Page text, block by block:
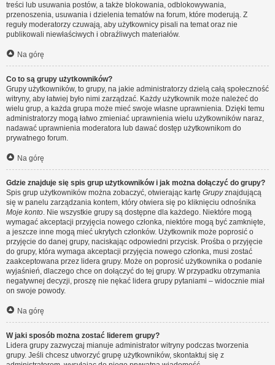
treści lub usuwania postów, a także blokowania, odblokowywania,
przenoszenia, usuwania i dzielenia tematów na forum, które moderują. Z
reguły moderatorzy czuwają, aby użytkownicy pisali na temat oraz nie
publikowali niewłaściwych i obraźliwych materiałów.
Na górę
Co to są grupy użytkowników?
Grupy użytkowników, to grupy, na jakie administratorzy dzielą całą społeczność
witryny, aby łatwiej było nimi zarządzać. Każdy użytkownik może należeć do
wielu grup, a każda grupa może mieć swoje własne uprawnienia. Dzięki temu
administratorzy mogą łatwo zmieniać uprawnienia wielu użytkowników naraz,
nadawać uprawnienia moderatora lub dawać dostęp użytkownikom do
prywatnego forum.
Na górę
Gdzie znajduje się spis grup użytkowników i jak można dołączyć do grupy?
Spis grup użytkowników można zobaczyć, otwierając kartę Grupyznajdującą
się w panelu zarządzania kontem, który otwiera się po kliknięciu odnośnika
Moje konto. Nie wszystkie grupy są dostępne dla każdego. Niektóre mogą
wymagać akceptacji przyjęcia nowego członka, niektóre mogą być zamknięte,
a jeszcze inne mogą mieć ukrytych członków. Użytkownik może poprosić o
przyjęcie do danej grupy, naciskając odpowiedni przycisk. Prośba o przyjęcie
do grupy, która wymaga akceptacji przyjęcia nowego członka, musi zostać
zaakceptowana przez lidera grupy. Może on poprosić użytkownika o podanie
wyjaśnień, dlaczego chce on dołączyć do tej grupy. W przypadku otrzymania
negatywnej decyzji, proszę nie nękać lidera grupy pytaniami – widocznie miał
on swoje powody.
Na górę
W jaki sposób można zostać liderem grupy?
Lidera grupy zazwyczaj mianuje administrator witryny podczas tworzenia
grupy. Jeśli chcesz utworzyć grupę użytkowników, skontaktuj się z